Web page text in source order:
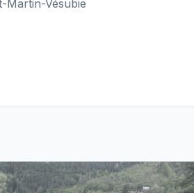
Martin-Vésubie